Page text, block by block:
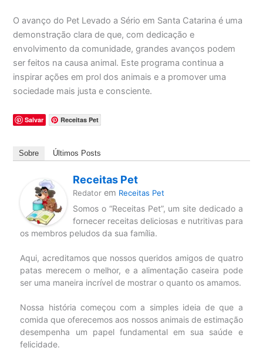
O avanço do Pet Levado a Sério em Santa Catarina é uma
demonstração clara de que, com dedicação e
envolvimento da comunidade, grandes avanços podem
ser feitos na causa animal. Este programa continua a
inspirar ações em prol dos animais e a promover uma
sociedade mais justa e consciente.
Salvar Receitas Pet
Sobre Últimos Posts
Receitas Pet
Redator em Receitas Pet
Somos o “Receitas Pet”, um site dedicado a
fornecer receitas deliciosas e nutritivas para
os membros peludos da sua família.
Aqui, acreditamos que nossos queridos amigos de quatro
patas merecem o melhor, e a alimentação caseira pode
ser uma maneira incrível de mostrar o quanto os amamos.
Nossa história começou com a simples ideia de que a
comida que oferecemos aos nossos animais de estimação
desempenha um papel fundamental em sua saúde e
felicidade.